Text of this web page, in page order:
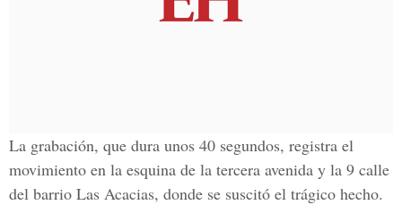
La grabación, que dura unos 40 segundos, registra el
movimiento en la esquina de la tercera avenida y la 9 calle
del barrio Las Acacias, donde se suscitó el trágico hecho.